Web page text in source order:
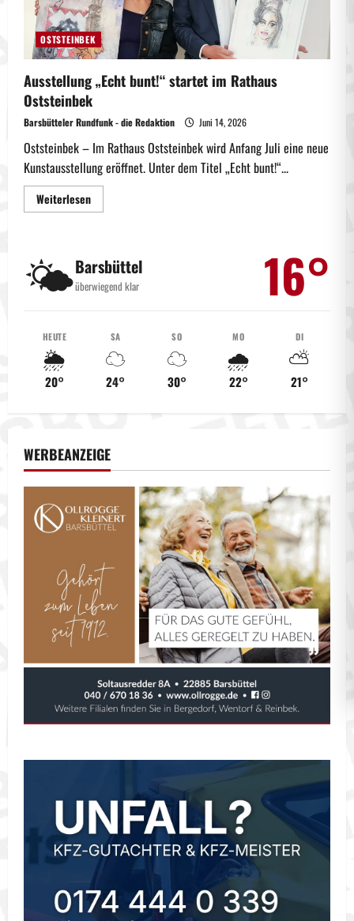
OSTSTEINBEK
Ausstellung „Echt bunt!“ startet im Rathaus
Oststeinbek
Barsbütteler Rundfunk - die Redaktion Juni 14, 2026
Oststeinbek – Im Rathaus Oststeinbek wird Anfang Juli eine neue
Kunstausstellung eröffnet. Unter dem Titel „Echt bunt!“...
WeiterlesenMehr
Informationen
startet
im
Rathaus
Oststeinbek
🌤️Barsbüttel
überwiegend klar 16°
HEUTE
🌦️
20°
SA
☁️
24°
SO
☁️
30°
MO
🌧️
22°
DI
⛅
21°
WERBEANZEIGE